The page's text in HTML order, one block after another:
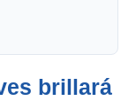
brillará